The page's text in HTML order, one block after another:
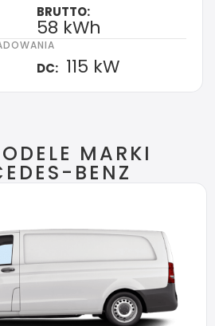
BRUTTO:
58 kWh
DC: 115 kW
MARKI
BENZ